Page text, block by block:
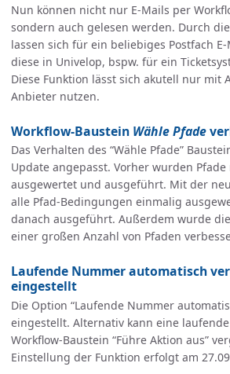
Nun können nicht nur E-Mails per
sondern auch gelesen werden. Durch
lassen sich für ein beliebiges Postfach
diese in Univelop, bspw. für ein
Diese Funktion lässt sich akutell nur mit
Anbieter nutzen.
Workflow-Baustein Wähle Pfade
Das Verhalten des “Wähle Pfade”
Update angepasst. Vorher wurden
ausgewertet und ausgeführt. Mit der
alle Pfad-Bedingungen einmalig
danach ausgeführt. Außerdem wurde
einer großen Anzahl von Pfaden
Laufende Nummer automatisch
eingestellt
Die Option “Laufende Nummer
eingestellt. Alternativ kann eine
Workflow-Baustein “Führe Aktion aus”
Einstellung der Funktion erfolgt am